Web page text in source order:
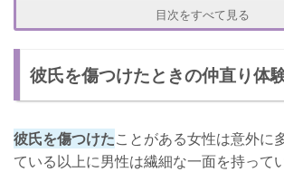
目次をすべて見る
彼氏を傷つけたときの仲直り体
彼氏を傷つけたことがある女性は意外に
ている以上に男性は繊細な一面を持って